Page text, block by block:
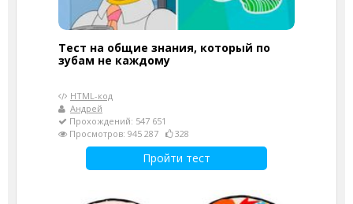
Тест на общие знания, который по
зубам не каждому
HTML-код
Андрей
Прохождений: 547 651
Просмотров: 945 287
328
Пройти тест